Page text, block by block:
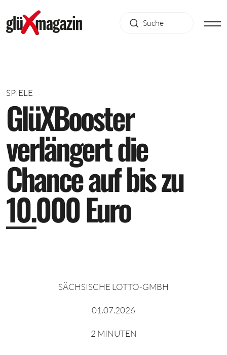
SPIELE
GlüXBooster
verlängertdie
Chanceaufbiszu
10.000Euro
SÄCHSISCHE LOTTO-GMBH
01.07.2026
2 MINUTEN